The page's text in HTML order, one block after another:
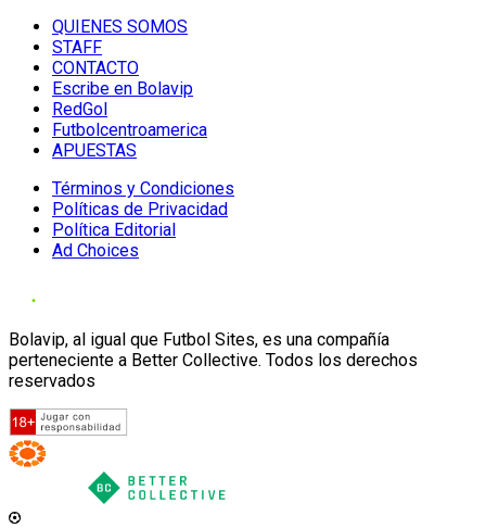
QUIENES SOMOS
STAFF
CONTACTO
Escribe en Bolavip
RedGol
Futbolcentroamerica
APUESTAS
Términos y Condiciones
Políticas de Privacidad
Política Editorial
Ad Choices
Bolavip, al igual que Futbol Sites, es una compañía
perteneciente a Better Collective. Todos los derechos
reservados